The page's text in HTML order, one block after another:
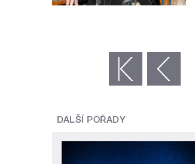
‹ předchozí
DALŠÍ POŘADY